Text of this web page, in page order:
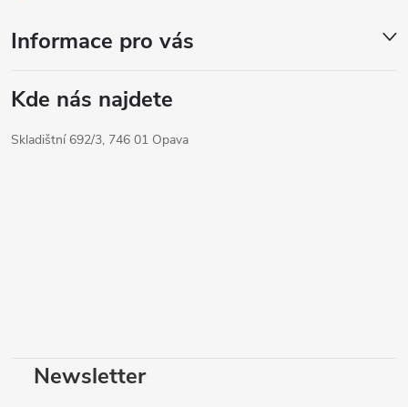
Informace pro vás
Kde nás najdete
Skladištní 692/3, 746 01 Opava
Newsletter